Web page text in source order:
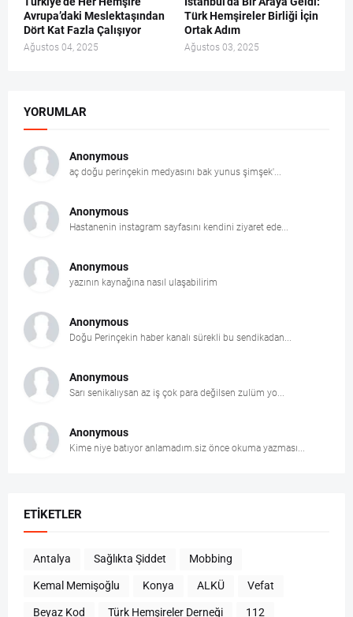
Avrupa’daki Meslektaşından
Dört Kat Fazla Çalışıyor
Ağustos 04, 2025
Türk Hemşireler Birliği İçin
Ortak Adım
Ağustos 03, 2025
YORUMLAR
Anonymous
aç doğu perinçekin medyasını bak yunus şimşek'...
Anonymous
Hastanenin instagram sayfasını kendini ziyaret ede...
Anonymous
yazının kaynağına nasıl ulaşabilirim
Anonymous
Doğu Perinçekin haber kanalı sürekli bu sendikadan...
Anonymous
Sarı senikalıysan az iş çok para değilsen zulüm yo...
Anonymous
Kime niye batıyor anlamadım.siz önce okuma yazması...
ETIKETLER
Antalya Sağlıkta Şiddet Mobbing
Kemal Memişoğlu Konya ALKÜ Vefat
Beyaz Kod Türk Hemşireler Derneği 112